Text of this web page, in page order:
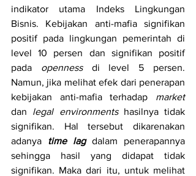
indikator utama Indeks Lingkungan
Bisnis. Kebijakan anti-mafia signifikan
positif pada lingkungan pemerintah di
level 10 persen dan signifikan positif
pada openness di level 5 persen.
Namun, jika melihat efek dari penerapan
kebijakan anti-mafia terhadap
market
dan legal environments hasilnya tidak
signifikan. Hal tersebut dikarenakan
adanya time lag dalam penerapannya
sehingga hasil yang didapat tidak
signifikan. Maka dari itu, untuk melihat